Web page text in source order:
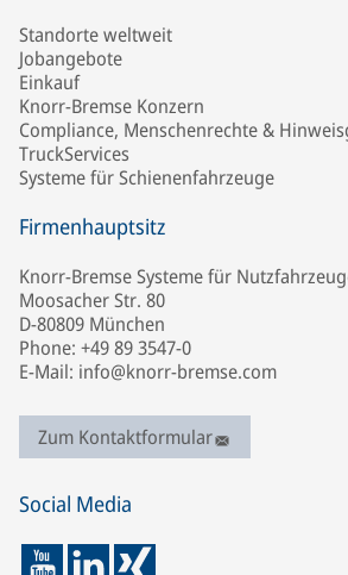
Standorte weltweit
Jobangebote
Einkauf
Knorr-Bremse Konzern
Compliance, Menschenrechte &
TruckServices
Systeme für Schienenfahrzeuge
Firmenhauptsitz
Knorr-Bremse Systeme für
Moosacher Str. 80
D-80809 München
Phone: +49 89 3547-0
E-Mail: info@knorr-bremse.com
Zum Kontaktformular
Social Media